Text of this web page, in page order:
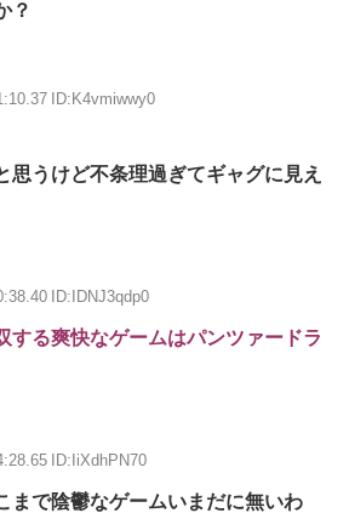
？
ID:K4vmiwwy0
思うけど不条理過ぎてギャグに見え
ID:IDNJ3qdp0
する爽快なゲームはパンツァードラ
ID:IiXdhPN70
まで陰鬱なゲームいまだに無いわ